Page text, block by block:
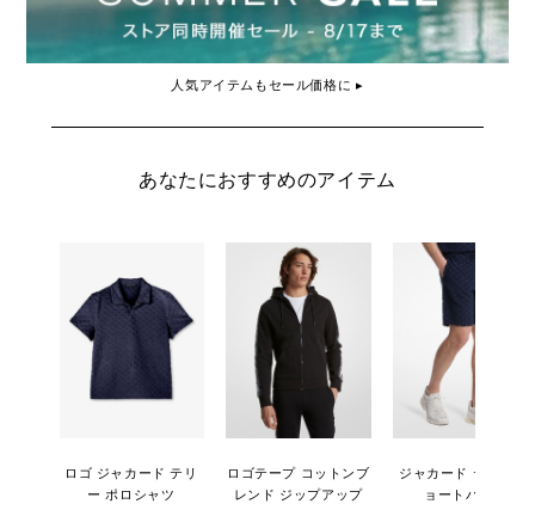
人気アイテムもセール価格に ▸
あなたにおすすめのアイテム
ロゴ ジャカード テリ
ー ポロシャツ
ロゴテープ コットンブ
レンド ジップアップ
ジャカード テリー シ
ョートパンツ